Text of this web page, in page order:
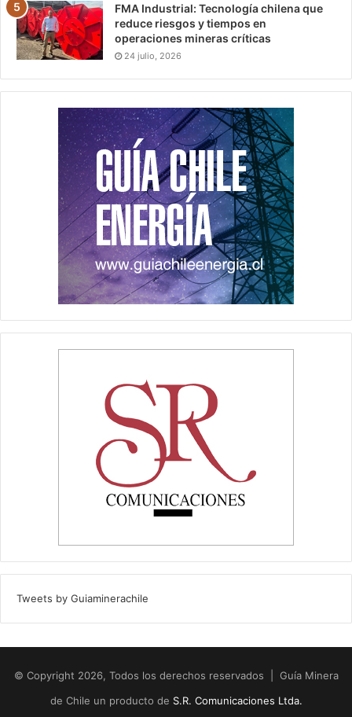
FMA Industrial: Tecnología chilena que
reduce riesgos y tiempos en
operaciones mineras críticas
24 julio, 2026
Tweets by Guiaminerachile
© Copyright 2026, Todos los derechos reservados | Guía Minera
de Chile un producto de S.R. Comunicaciones Ltda.